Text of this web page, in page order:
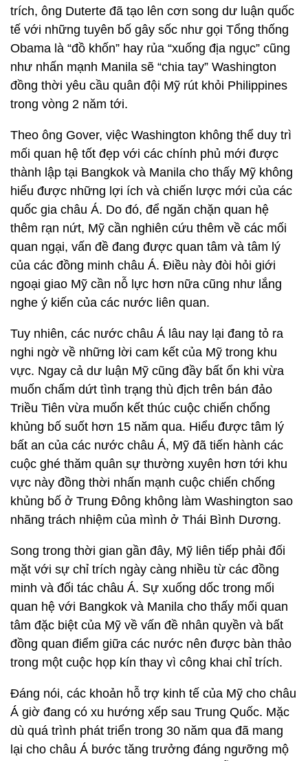
trích, ông Duterte đã tạo lên cơn song dư luận quốc
tế với những tuyên bố gây sốc như gọi Tổng thống
Obama là “đồ khốn” hay rủa “xuống địa ngục” cũng
như nhấn mạnh Manila sẽ “chia tay” Washington
đồng thời yêu cầu quân đội Mỹ rút khỏi Philippines
trong vòng 2 năm tới.
Theo ông Gover, việc Washington không thể duy trì
mối quan hệ tốt đẹp với các chính phủ mới được
thành lập tại Bangkok và Manila cho thấy Mỹ không
hiểu được những lợi ích và chiến lược mới của các
quốc gia châu Á. Do đó, để ngăn chặn quan hệ
thêm rạn nứt, Mỹ cần nghiên cứu thêm về các mối
quan ngại, vấn đề đang được quan tâm và tâm lý
của các đồng minh châu Á. Điều này đòi hỏi giới
ngoại giao Mỹ cần nỗ lực hơn nữa cũng như lắng
nghe ý kiến của các nước liên quan.
Tuy nhiên, các nước châu Á lâu nay lại đang tỏ ra
nghi ngờ về những lời cam kết của Mỹ trong khu
vực. Ngay cả dư luận Mỹ cũng đầy bất ổn khi vừa
muốn chấm dứt tình trạng thù địch trên bán đảo
Triều Tiên vừa muốn kết thúc cuộc chiến chống
khủng bố suốt hơn 15 năm qua. Hiểu được tâm lý
bất an của các nước châu Á, Mỹ đã tiến hành các
cuộc ghé thăm quân sự thường xuyên hơn tới khu
vực này đồng thời nhấn mạnh cuộc chiến chống
khủng bố ở Trung Đông không làm Washington sao
nhãng trách nhiệm của mình ở Thái Bình Dương.
Song trong thời gian gần đây, Mỹ liên tiếp phải đối
mặt với sự chỉ trích ngày càng nhiều từ các đồng
minh và đối tác châu Á. Sự xuống dốc trong mối
quan hệ với Bangkok và Manila cho thấy mối quan
tâm đặc biệt của Mỹ về vấn đề nhân quyền và bất
đồng quan điểm giữa các nước nên được bàn thảo
trong một cuộc họp kín thay vì công khai chỉ trích.
Đáng nói, các khoản hỗ trợ kinh tế của Mỹ cho châu
Á giờ đang có xu hướng xếp sau Trung Quốc. Mặc
dù quá trình phát triển trong 30 năm qua đã mang
lại cho châu Á bước tăng trưởng đáng ngưỡng mộ